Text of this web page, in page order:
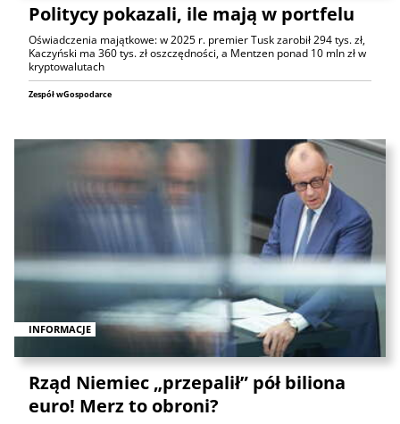
Politycy pokazali, ile mają w portfelu
Oświadczenia majątkowe: w 2025 r. premier Tusk zarobił 294 tys. zł,
Kaczyński ma 360 tys. zł oszczędności, a Mentzen ponad 10 mln zł w
kryptowalutach
Zespół wGospodarce
INFORMACJE
Rząd Niemiec „przepalił” pół biliona
euro! Merz to obroni?